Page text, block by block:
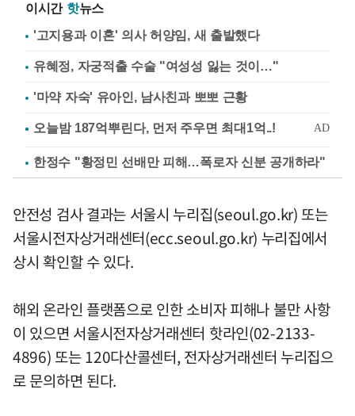
이시간 핫뉴스
'고지용과 이혼' 의사 허양임, 새 출발했다
유혜정, 자궁적출 수술 "여성성 잃는 것이…"
'마약 자숙' 유아인, 남사친과 뽀뽀 근황
한정수 "황정민 선배만 피해…폭로자 신분 공개하라"
안전성 검사 결과는 서울시 누리집(seoul.go.kr) 또는
서울시전자상거래센터(ecc.seoul.go.kr) 누리집에서
상시 확인할 수 있다.
해외 온라인 플랫폼으로 인한 소비자 피해나 불만 사항
이 있으면 서울시전자상거래센터 핫라인(02-2133-
4896) 또는 120다산콜센터, 전자상거래센터 누리집으
로 문의하면 된다.